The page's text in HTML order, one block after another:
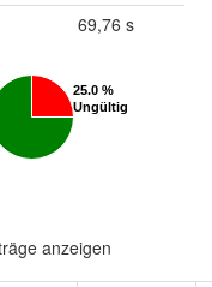
69,76 s
25.0 %
Ungültig
25.0 %
Ungültig
anzeigen